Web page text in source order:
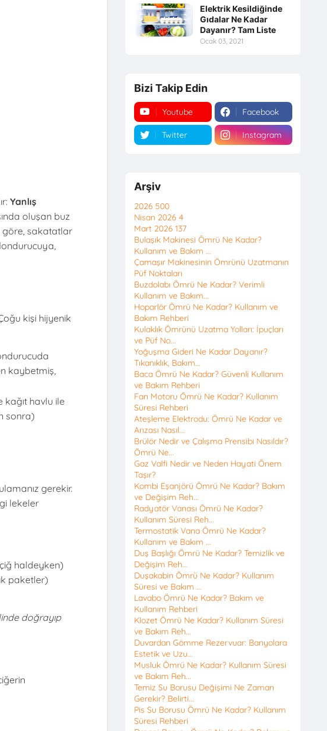
Yanlış
oluşan buz
göre, sakatatlar
kişi hijyenik
kaybetmiş,
kağıt havlu ile
sonra)
gerekir.
lekeler
haldeyken)
paketler)
doğrayıp
Elektrik Kesildiğinde
Gıdalar Ne Kadar
Dayanır? Tam Liste
Ocak 03, 2021
Bizi Takip Edin
Youtube Facebook
Twitter Instagram
Arşiv
2026 500
Nisan 2026 4
Mart 2026 137
Bulaşık Makinesi Ömrü Ne Kadar?
Kullanım ve Bakım ...
Çamaşır Makinesinin Ömrünü Uzatmanın
Püf Noktaları
Buzdolabı Ömrü Ne Kadar? Verimli
Kullanım ve Bakım...
Hoparlör Ömrü Ne Kadar? Kullanım ve
Bakım Rehberi
Kulaklık Ömrünü Uzatma Yolları: İpuçları
ve Püf No...
Yoğuşma Gideri Ne Kadar Dayanır?
Tıkanıklık, Bakım...
Baca Ömrü Ne Kadar? Güvenli Kullanım
ve Bakım Rehberi
Fan Motoru Ömrü Ne Kadar? Kullanım
Süresi Rehberi
Ateşleme Elektrodu: Ömrü Ne Kadar ve
Arızası Nasıl...
Brülör Nedir ve Çalışma Prensibi Nasıldır?
Ömrü Ne...
Gaz Valfi Nedir ve Neden Hayati Önem
Taşır?
Kombi Eşanjörü Ömrü Ne Kadar? Bakım
ve Değişim Reh...
Radyatör Vanası Ömrü Ne Kadar?
Kullanım Süresi Reh...
Termostatik Vana Ömrü Ne Kadar?
Kullanım ve Bakım ...
Duş Başlığı Ömrü Ne Kadar? Temizlik ve
Değişim Reh...
Duşakabin Ömrü Ne Kadar? Kullanım
Süresi ve Bakım ...
Lavabo Ömrü Ne Kadar? Bakım ve
Kullanım Rehberi
Klozet Ömrü Ne Kadar? Kullanım Süresi
ve Bakım Reh...
Duvardan Gömme Rezervuar: Banyolara
Estetik ve Uzu...
Musluk Ömrü Ne Kadar? Kullanım Süresi
ve Bakım Reh...
Temiz Su Borusu Değişimi Ne Zaman
Gerekir? Belirti...
Pis Su Borusu Ömrü Ne Kadar? Kullanım
Süresi Rehberi